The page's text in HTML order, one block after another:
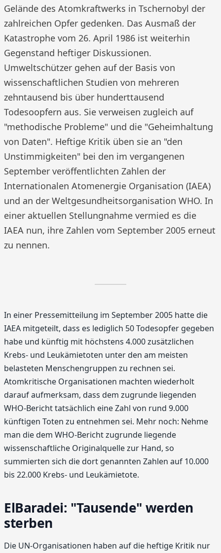
Gelände des Atomkraftwerks in Tschernobyl der
zahlreichen Opfer gedenken. Das Ausmaß der
Katastrophe vom 26. April 1986 ist weiterhin
Gegenstand heftiger Diskussionen.
Umweltschützer gehen auf der Basis von
wissenschaftlichen Studien von mehreren
zehntausend bis über hunderttausend
Todesoopfern aus. Sie verweisen zugleich auf
"methodische Probleme" und die "Geheimhaltung
von Daten". Heftige Kritik üben sie an "den
Unstimmigkeiten" bei den im vergangenen
September veröffentlichten Zahlen der
Internationalen Atomenergie Organisation (IAEA)
und an der Weltgesundheitsorganisation WHO. In
einer aktuellen Stellungnahme vermied es die
IAEA nun, ihre Zahlen vom September 2005 erneut
zu nennen.
In einer Pressemitteilung im September 2005 hatte die
IAEA mitgeteilt, dass es lediglich 50 Todesopfer gegeben
habe und künftig mit höchstens 4.000 zusätzlichen
Krebs- und Leukämietoten unter den am meisten
belasteten Menschengruppen zu rechnen sei.
Atomkritische Organisationen machten wiederholt
darauf aufmerksam, dass dem zugrunde liegenden
WHO-Bericht tatsächlich eine Zahl von rund 9.000
künftigen Toten zu entnehmen sei. Mehr noch: Nehme
man die dem WHO-Bericht zugrunde liegende
wissenschaftliche Originalquelle zur Hand, so
summierten sich die dort genannten Zahlen auf 10.000
bis 22.000 Krebs- und Leukämietote.
ElBaradei: "Tausende" werden
sterben
Die UN-Organisationen haben auf die heftige Kritik nur